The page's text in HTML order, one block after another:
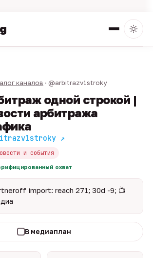
каналов · @arbitrazv1stroky
одной строкой |
арбитража
↗
и события
охват
import: reach 271; 30d -9; 📺
В медиаплан